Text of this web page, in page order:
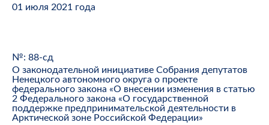
01 июля 2021 года
№: 88-сд
О законодательной инициативе Собрания депутатов
Ненецкого автономного округа о проекте
федерального закона «О внесении изменения в статью
2 Федерального закона «О государственной
поддержке предпринимательской деятельности в
Арктической зоне Российской Федерации»